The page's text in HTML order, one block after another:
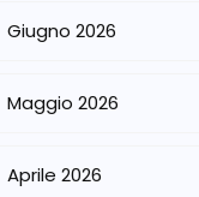
Giugno 2026
Maggio 2026
Aprile 2026